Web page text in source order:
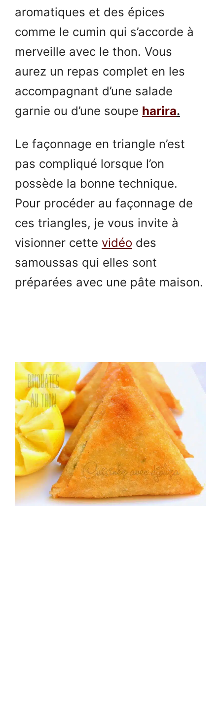
aromatiques et des épices
comme le cumin qui s’accorde à
merveille avec le thon. Vous
aurez un repas complet en les
accompagnant d’une salade
garnie ou d’une soupe harira.
Le façonnage en triangle n’est
pas compliqué lorsque l’on
possède la bonne technique.
Pour procéder au façonnage de
ces triangles, je vous invite à
visionner cette vidéo des
samoussas qui elles sont
préparées avec une pâte maison.